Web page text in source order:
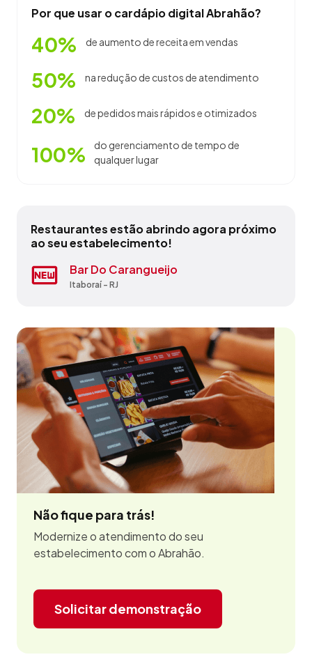
Por que usar o cardápio digital Abrahão?
40% de aumento de receita em vendas
50% na redução de custos de atendimento
20% de pedidos mais rápidos e otimizados
100%
do gerenciamento de tempo de
qualquer lugar
Restaurantes estão abrindo agora próximo
ao seu estabelecimento!
Agridoce Cafe E Restaurante
Teresópolis - RJ
Bar Do Carangueijo
Itaboraí - RJ
Caravela D' Ouro
Campos dos Goytacazes - RJ
Hotel Atlântico Tower
Rio de Janeiro - RJ
Ita Show
Itaboraí - RJ
Itaboralight
Itaboraí - RJ
Restaurante À Mineira Gourmet
Itaboraí - RJ
Restaurante Dos Duques
Itaboraí - RJ
Restaurante Meu Xodo
Arraial do Cabo - RJ
Shola´s Chopperia E Pizzaria
Itaboraí - RJ
Não fique para trás!
Modernize o atendimento do seu
estabelecimento com o Abrahão.
Solicitar demonstração